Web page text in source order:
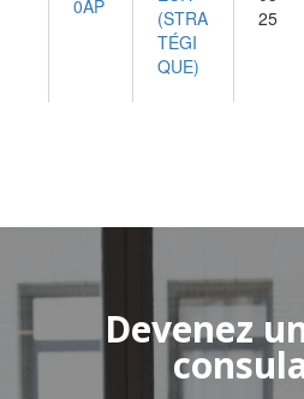
0AP
(STRA
TÉGI
QUE)
25
Devenez